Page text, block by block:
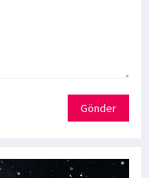
Gönder